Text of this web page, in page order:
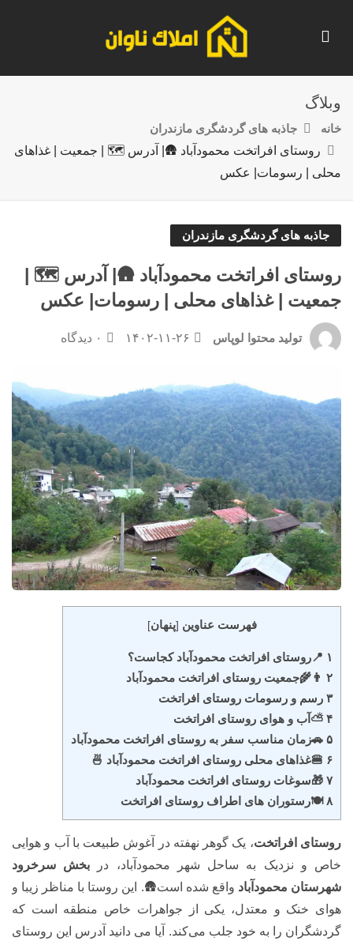
وبلاگ
خانه
جاذبه های گردشگری مازندران
روستای افراتخت محمودآباد 🛖| آدرس 🗺️ | جمعیت | غذاهای
محلی | رسومات| عکس
جاذبه های گردشگری مازندران
روستای افراتخت محمودآباد 🛖| آدرس 🗺️ |
جمعیت | غذاهای محلی | رسومات| عکس
تولید محتوا لوپاس ۱۴۰۲-۱۱-۲۶ ۰ دیدگاه
فهرست عناوین [پنهان]
۱ 📍روستای افراتخت محمودآباد کجاست؟
۲ 👨‍🌾جمعیت روستای افراتخت محمودآباد
۳ رسم و رسومات روستای افراتخت
۴ ⛅آب و هوای روستای افراتخت
۵ 🚗زمان مناسب سفر به روستای افراتخت محمودآباد
۶ 🍔غذاهای محلی روستای افراتخت محمودآباد 🍜
۷ 🎁سوغات روستای افراتخت محمودآباد
۸ 🍽️رستوران های اطراف روستای افراتخت
روستای افراتخت، یک گوهر نهفته در آغوش طبیعت با آب و هوایی
خاص و نزدیک به ساحل شهر محمودآباد، در بخش سرخرود
شهرستان محمودآباد
واقع شده است🛖. این روستا با مناظر زیبا و
هوای خنک و معتدل، یکی از جواهرات خاص منطقه است که
گردشگران را به خود جلب می‌کند. آیا می دانید آدرس این روستای